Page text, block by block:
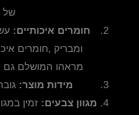
של
חומרים איכותיים:
ומבריק ,חומרים
מראהו המושלם גם
מידות מוצר: גובה 12 ס"מ רוחב
מגוון צבעים: זמין